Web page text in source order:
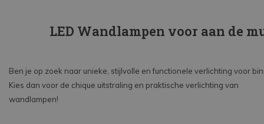
LED Wandlampen voor aan de
Ben je op zoek naar unieke, stijlvolle en functionele verlichting voor
Kies dan voor de chique uitstraling en praktische verlichting van
wandlampen!